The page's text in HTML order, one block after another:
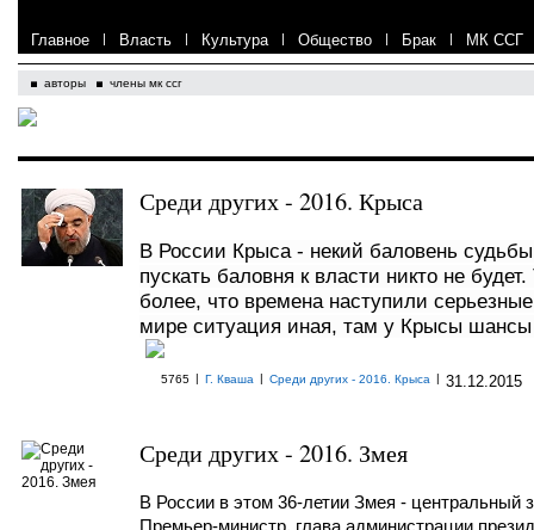
Главное | Власть | Культура | Общество | Брак | МК ССГ
авторы члены мк ссг
Среди других - 2016. Крыса
В России Крыса - некий баловень
пускать баловня к власти никто не
более, что времена наступили
мире ситуация иная, там у Крысы шансы
5765 | Г. Кваша | Среди других - 2016. Крыса | 31.12.2015
Среди других - 2016. Змея
В России в этом 36-летии Змея - центральный
Премьер-министр, глава администрации